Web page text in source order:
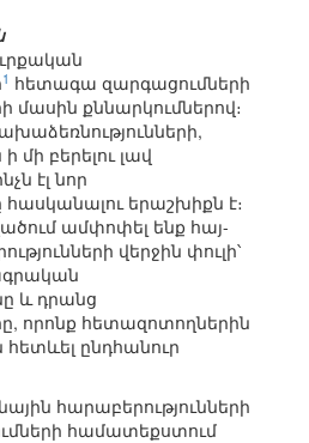
1 հետագա զարգացումների
մասին քննարկումներով։
մի բերելու լավ
էլ նոր
հասկանալու երաշխիքն է։
ամփոփել ենք հայ-
վերջին փուլի՝
և դրանց
որոնք հետազոտողներին
ընդհանուր
հարաբերությունների
համատեքստում